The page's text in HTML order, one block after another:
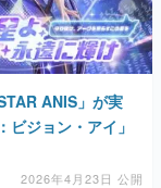
ANIS」が実
ジョン・アイ」
2026年4月23日 公開